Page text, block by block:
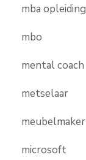
mba opleiding
mbo
mental coach
metselaar
meubelmaker
microsoft